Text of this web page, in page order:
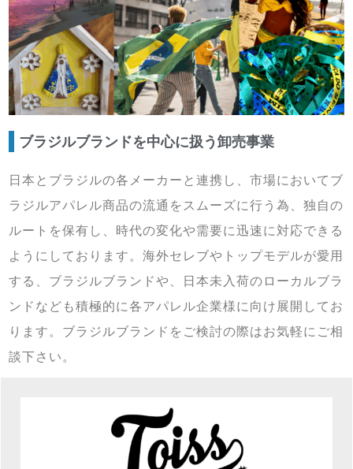
ブラジルブランドを中心に扱う卸売事業
日本とブラジルの各メーカーと連携し、市場においてブ
ラジルアパレル商品の流通をスムーズに行う為、独自の
ルートを保有し、時代の変化や需要に迅速に対応できる
ようにしております。海外セレブやトップモデルが愛用
する、ブラジルブランドや、日本未入荷のローカルブラ
ンドなども積極的に各アパレル企業様に向け展開してお
ります。ブラジルブランドをご検討の際はお気軽にご相
談下さい。